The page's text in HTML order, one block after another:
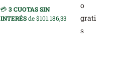
💳 3 CUOTAS SIN
INTERÉSde $101.186,33
o
grati
s